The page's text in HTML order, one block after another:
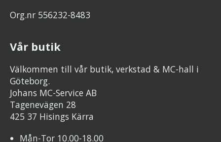
Org.nr 556232-8483
Vår butik
Välkommen till vår butik, verkstad & MC-hall i
Göteborg.
Johans MC-Service AB
Tagenevägen 28
425 37 Hisings Kärra
Mån-Tor 10.00-18.00